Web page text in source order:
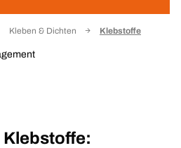
Kleben & Dichten Klebstoffe
Klebstoffe: